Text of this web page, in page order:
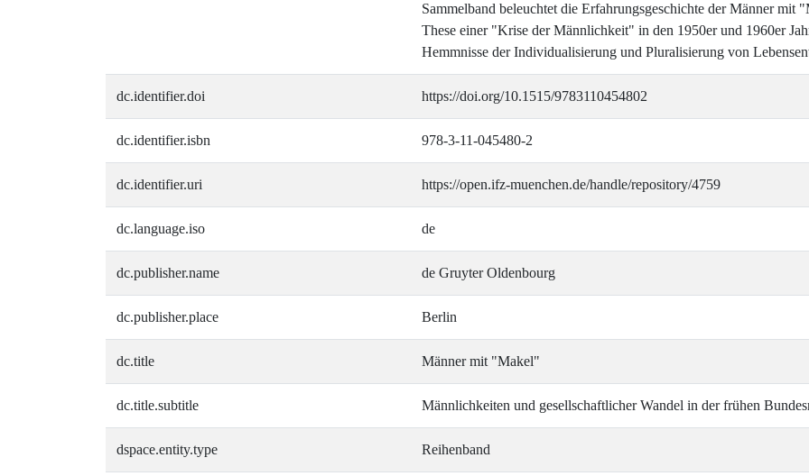
Sammelband beleuchtet die Erfahrungsgeschichte der Männer
These einer "Krise der Männlichkeit" in den 1950er und 1960er
Hemmnisse der Individualisierung und Pluralisierung von
dc.identifier.doi https://doi.org/10.1515/9783110454802
dc.identifier.isbn 978-3-11-045480-2
dc.identifier.uri https://open.ifz-muenchen.de/handle/repository/4759
dc.language.iso de
dc.publisher.name de Gruyter Oldenbourg
dc.publisher.place Berlin
dc.title Männer mit "Makel"
dc.title.subtitle Männlichkeiten und gesellschaftlicher Wandel in der frühen
dspace.entity.type Reihenband